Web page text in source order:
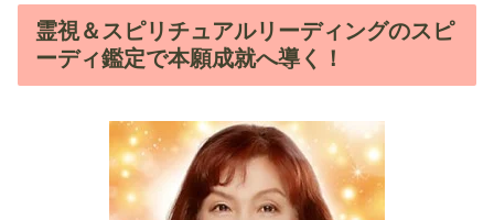
霊視＆スピリチュアルリーディングのスピ
ーディ鑑定で本願成就へ導く！